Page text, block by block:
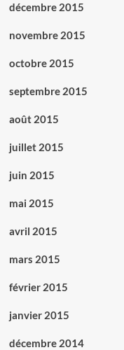
décembre 2015
novembre 2015
octobre 2015
septembre 2015
août 2015
juillet 2015
juin 2015
mai 2015
avril 2015
mars 2015
février 2015
janvier 2015
décembre 2014